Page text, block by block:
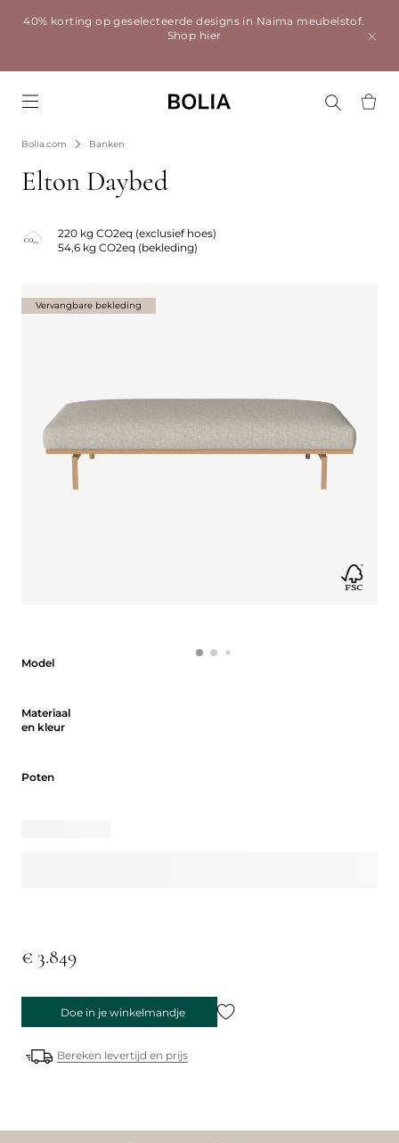
40% korting op geselecteerde designs in Naima meubelstof.
Shop hier
Bolia.com Banken
Elton Daybed
220 kg CO2eq (exclusief hoes)
54,6 kg CO2eq (bekleding)
Model
Materiaal
en kleur
Poten
€ 3.849
Doe in je winkelmandje
Bereken levertijd en prijs
Vervangbare bekleding